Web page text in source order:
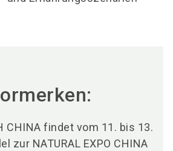
CHINA findet vom 11. bis 13.
zur NATURAL EXPO CHINA